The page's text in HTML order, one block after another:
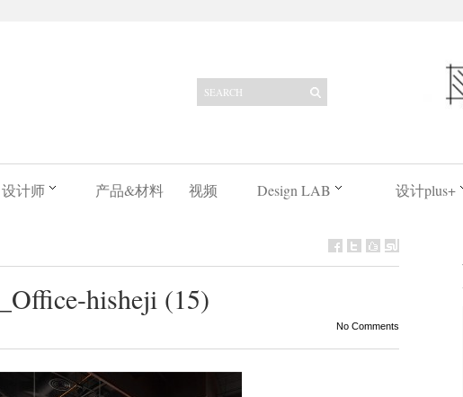
设计师 产品&材料 视频 Design LAB 设计plus+
hisheji (15)
No Comments